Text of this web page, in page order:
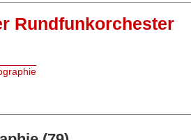
Rundfunkorchester